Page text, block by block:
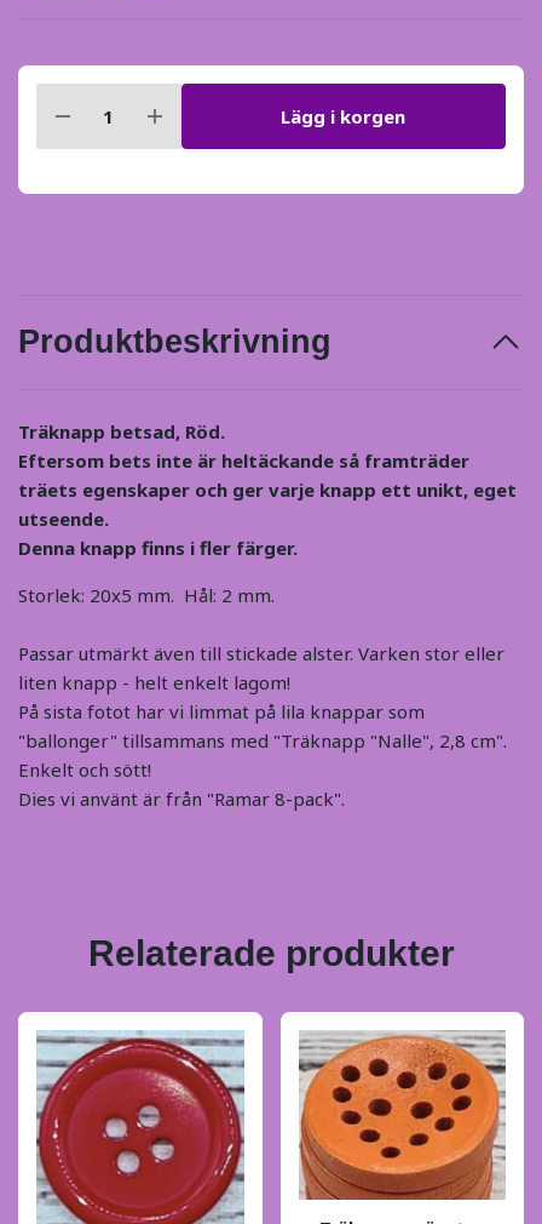
Lägg i korgen
Produktbeskrivning
Träknapp betsad, Röd.
Eftersom bets inte är heltäckande så framträder
träets egenskaper och ger varje knapp ett unikt, eget
utseende.
Denna knapp finns i fler färger.
Storlek: 20x5 mm. Hål: 2 mm.
Passar utmärkt även till stickade alster. Varken stor eller
liten knapp - helt enkelt lagom!
På sista fotot har vi limmat på lila knappar som
"ballonger" tillsammans med "Träknapp "Nalle", 2,8 cm".
Enkelt och sött!
Dies vi använt är från "Ramar 8-pack".
Relaterade produkter